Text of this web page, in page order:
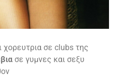
σε clubs της
σε γυμνες και σεξυ